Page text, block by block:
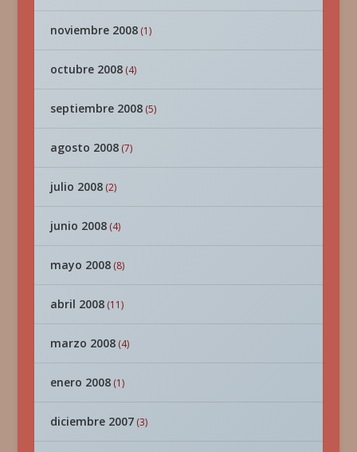
noviembre 2008(1)
octubre 2008(4)
septiembre 2008(5)
agosto 2008(7)
julio 2008(2)
junio 2008(4)
mayo 2008(8)
abril 2008(11)
marzo 2008(4)
enero 2008(1)
diciembre 2007(3)